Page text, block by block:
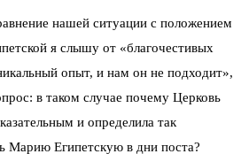
нашей ситуации с положением
я слышу от «благочестивых
опыт, и нам он не подходит»,
в таком случае почему Церковь
и определила так
Марию Египетскую в дни поста?